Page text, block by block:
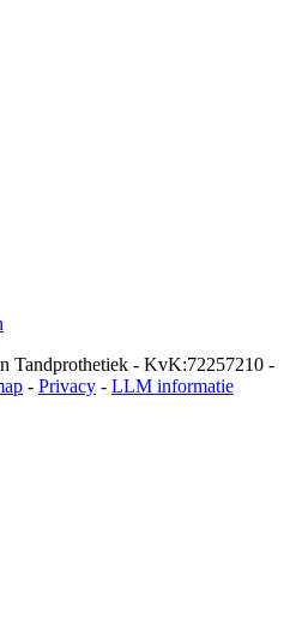
Tandprothetiek - KvK:72257210 -
- Privacy - LLM informatie